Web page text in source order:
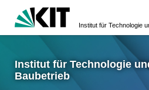
Institut für Technologie
Baubetrieb